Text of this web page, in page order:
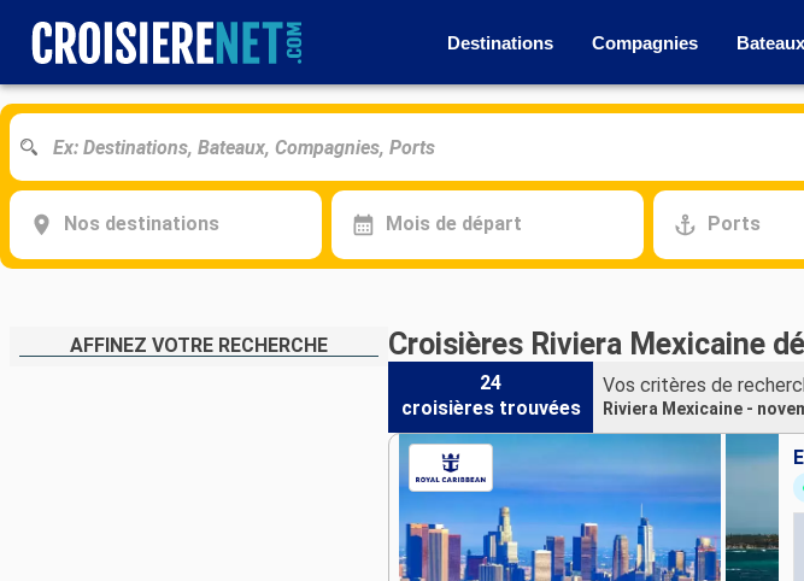
Destinations Compagnies Bateaux
Nos destinations Mois de départ Ports
AFFINEZ VOTRE RECHERCHE Croisières Riviera Mexicaine
24
croisières trouvées
Vos critères de
Riviera Mexicaine -